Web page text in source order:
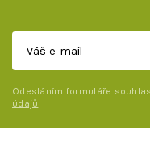
Odesláním formuláře
údajů